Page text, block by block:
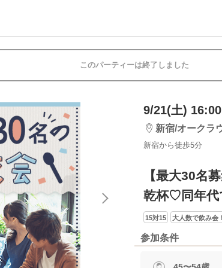
このパーティーは終了しました
9/21(土)
新宿/オークラ
新宿から徒歩5分
【最大30名
乾杯♡同年代
15対15 大人数で飲み会！
参加条件